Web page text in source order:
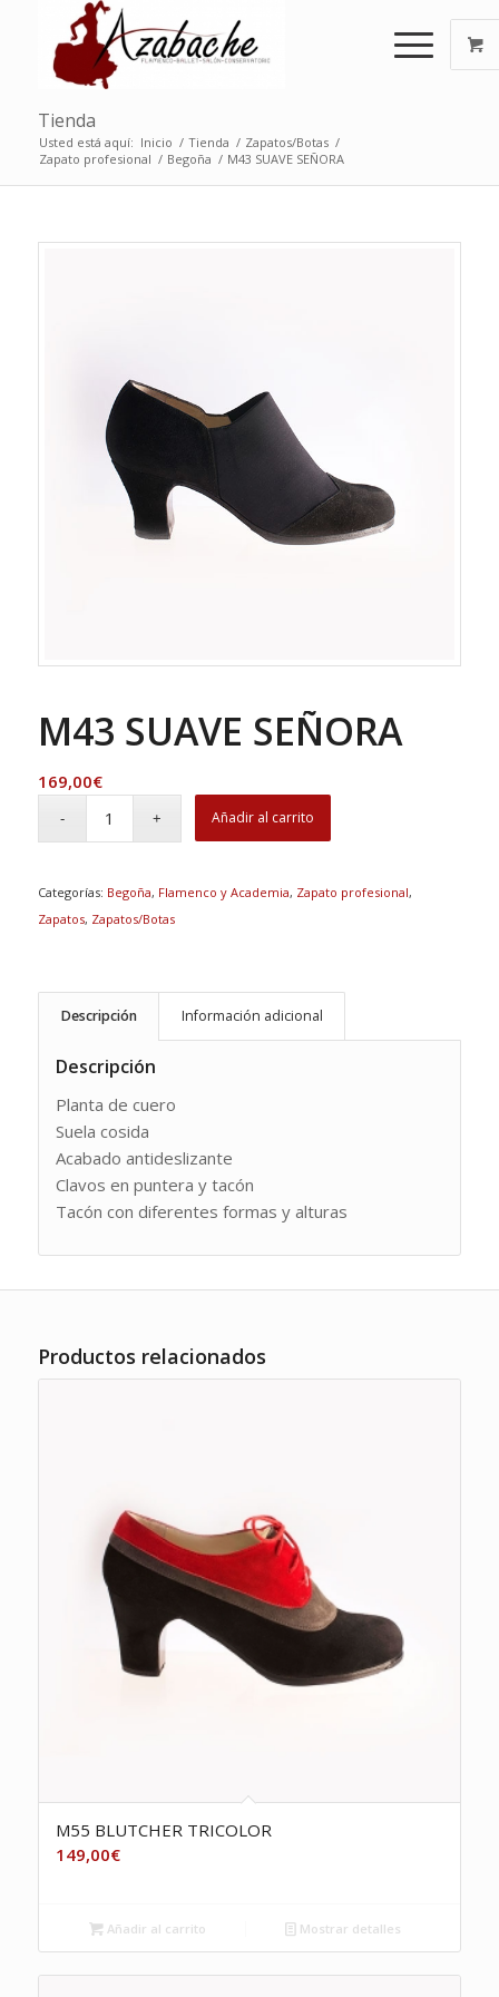
Tienda
Usted está aquí: Inicio / Tienda / Zapatos/Botas /
Zapato profesional / Begoña / M43 SUAVE SEÑORA
M43 SUAVE SEÑORA
169,00€
Añadir al carrito
Categorías: Begoña, Flamenco y Academia, Zapato profesional,
Zapatos, Zapatos/Botas
Descripción Información adicional
Descripción
Planta de cuero
Suela cosida
Acabado antideslizante
Clavos en puntera y tacón
Tacón con diferentes formas y alturas
Productos relacionados
M55 BLUTCHER TRICOLOR
149,00€
Añadir al carrito Mostrar detalles